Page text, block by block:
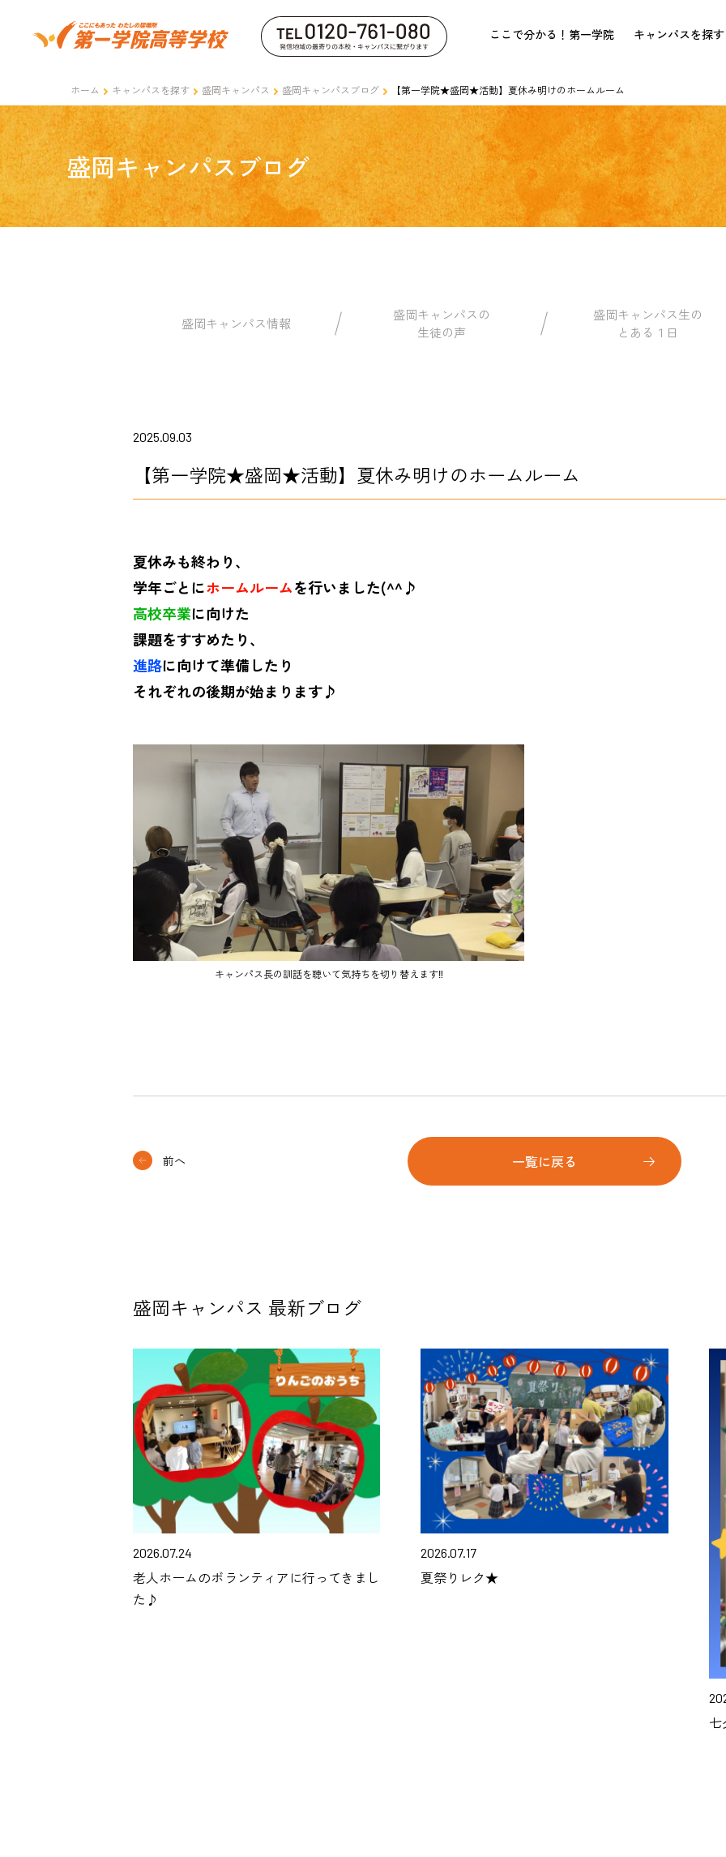
ここで分かる！第一学院 キャンパスを探す
ホーム キャンパスを探す 盛岡キャンパス 盛岡キャンパスブログ 【第一学院★盛岡★活動】夏休み明けのホームルーム
盛岡キャンパスブログ
盛岡キャンパス情報
盛岡キャンパスの
生徒の声
盛岡キャンパス生の
とある１日
2025.09.03
【第一学院★盛岡★活動】夏休み明けのホームルーム
夏休みも終わり、
学年ごとにホームルームを行いました(^^♪
高校卒業に向けた
課題をすすめたり、
進路に向けて準備したり
それぞれの後期が始まります♪
キャンパス長の訓話を聴いて気持ちを切り替えます‼
前へ 一覧に戻る
盛岡キャンパス 最新ブログ
2026.07.24
老人ホームのボランティアに行ってきまし
た♪
2026.07.17
夏祭りレク★